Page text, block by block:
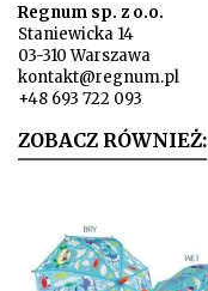
Regnum sp. z o.o.
Staniewicka 14
03-310 Warszawa
kontakt@regnum.pl
+48 693 722 093
ZOBACZ RÓWNIEŻ: